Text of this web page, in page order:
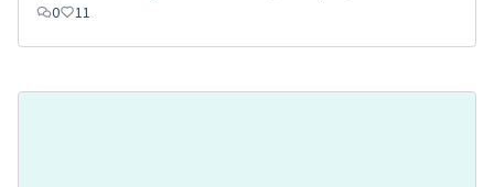
0
11